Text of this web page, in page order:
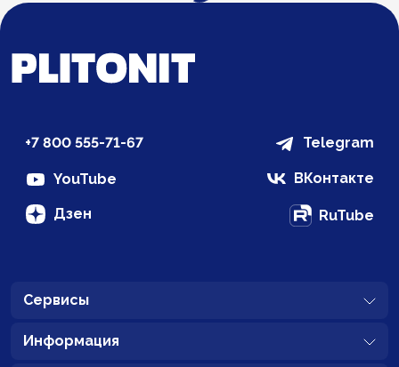
+7 800 555-71-67 Telegram
YouTube ВКонтакте
Дзен RuTube
Сервисы
Информация